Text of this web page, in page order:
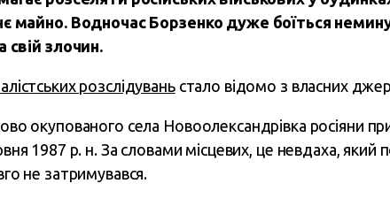
майно. Водночас Борзенко дуже боїться
свій злочин.
розслідуваньстало відомо з власних
окупованого села Новоолександрівка росіяни
1987 р. н. За словами місцевих, це невдаха, який
не затримувався.